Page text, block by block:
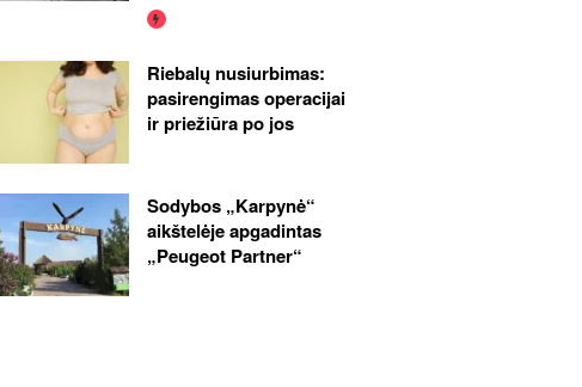
Riebalų nusiurbimas:
pasirengimas operacijai
ir priežiūra po jos
Sodybos „Karpynė“
aikštelėje apgadintas
„Peugeot Partner“